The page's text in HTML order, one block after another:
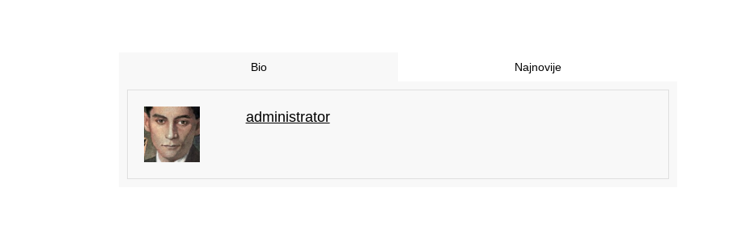
Bio Najnovije
administrator